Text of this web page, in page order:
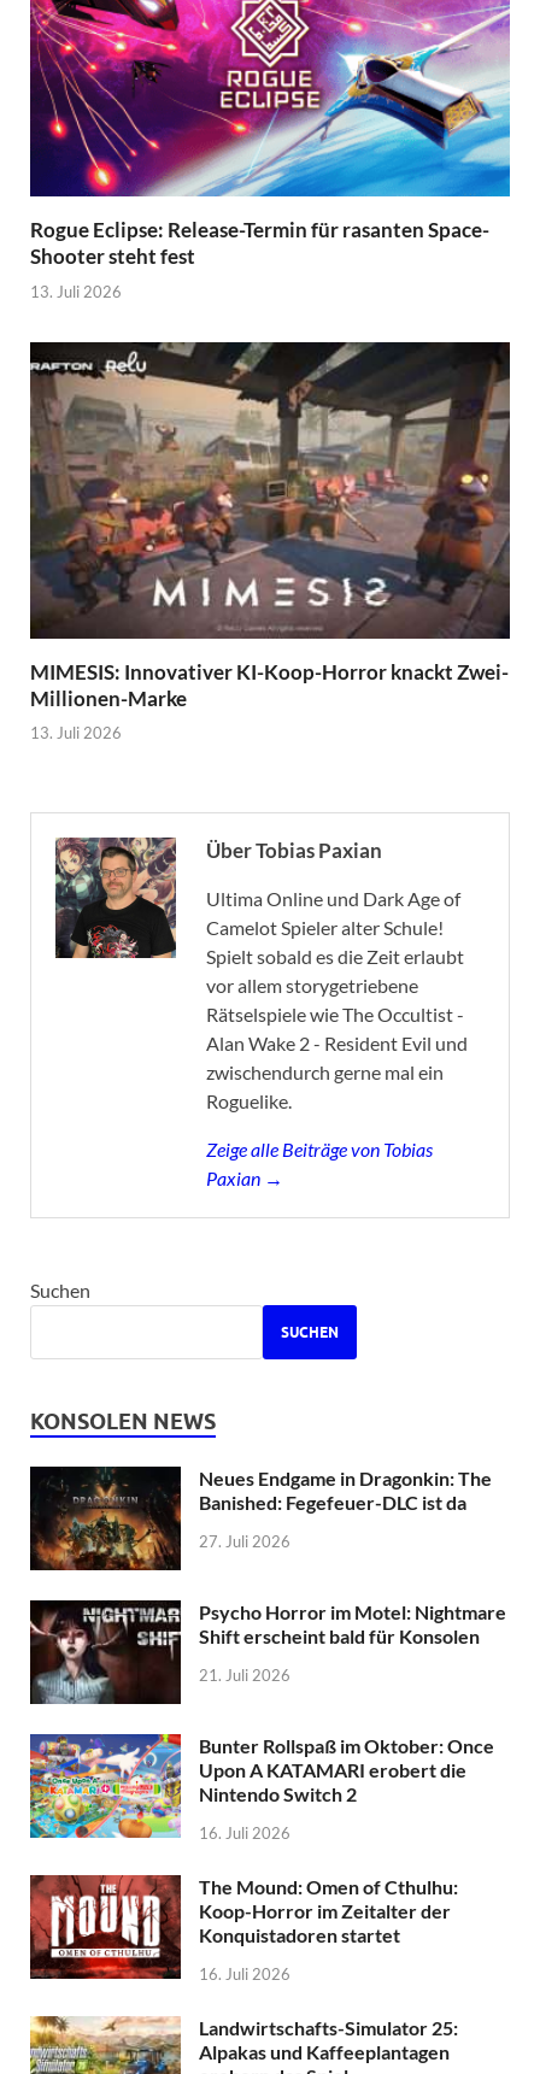
Rogue Eclipse: Release-Termin für rasanten Space-
Shooter steht fest
13. Juli 2026
MIMESIS: Innovativer KI-Koop-Horror knackt Zwei-
Millionen-Marke
13. Juli 2026
Über Tobias Paxian
Ultima Online und Dark Age of
Camelot Spieler alter Schule!
Spielt sobald es die Zeit erlaubt
vor allem storygetriebene
Rätselspiele wie The Occultist -
Alan Wake 2 - Resident Evil und
zwischendurch gerne mal ein
Roguelike.
Zeige alle Beiträge von Tobias
Paxian →
Suchen
SUCHEN
KONSOLEN NEWS
Neues Endgame in Dragonkin: The
Banished: Fegefeuer-DLC ist da
27. Juli 2026
Psycho Horror im Motel: Nightmare
Shift erscheint bald für Konsolen
21. Juli 2026
Bunter Rollspaß im Oktober: Once
Upon A KATAMARI erobert die
Nintendo Switch 2
16. Juli 2026
The Mound: Omen of Cthulhu:
Koop-Horror im Zeitalter der
Konquistadoren startet
16. Juli 2026
Landwirtschafts-Simulator 25:
Alpakas und Kaffeeplantagen